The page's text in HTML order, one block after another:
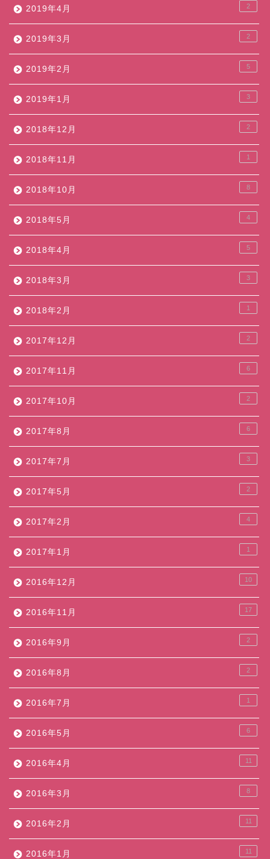
2019年4月 2
2019年3月 2
2019年2月 5
2019年1月 3
2018年12月 2
2018年11月 1
2018年10月 8
2018年5月 4
2018年4月 5
2018年3月 3
2018年2月 1
2017年12月 2
2017年11月 6
2017年10月 2
2017年8月 6
2017年7月 3
2017年5月 2
2017年2月 4
2017年1月 1
2016年12月 10
2016年11月 17
2016年9月 2
2016年8月 2
2016年7月 1
2016年5月 6
2016年4月 11
2016年3月 8
2016年2月 11
2016年1月 11